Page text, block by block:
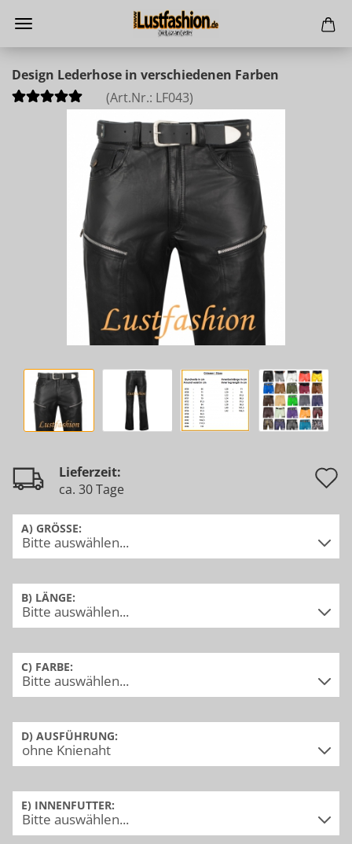
Design Lederhose in verschiedenen Farben
(Art.Nr.: LF043)
Lieferzeit:
ca. 30 Tage
A) GRÖSSE:
B) LÄNGE:
C) FARBE:
D) AUSFÜHRUNG:
E) INNENFUTTER: